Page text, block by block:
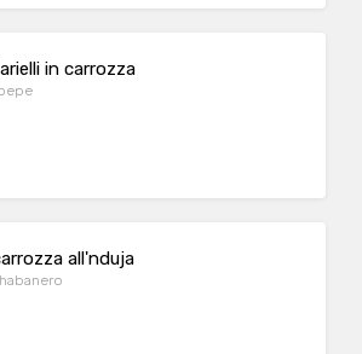
in carrozza
all'nduja